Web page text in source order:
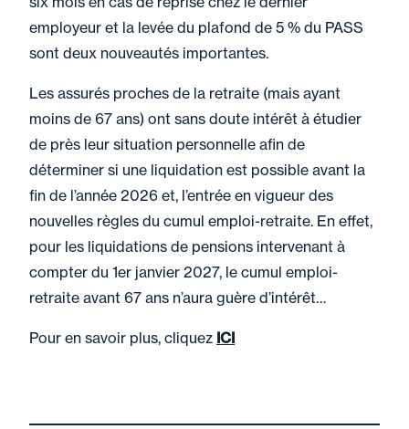
employeur et la levée du plafond de 5 % du PASS
sont deux nouveautés importantes.
Les assurés proches de la retraite (mais ayant
moins de 67 ans) ont sans doute intérêt à étudier
de près leur situation personnelle afin de
déterminer si une liquidation est possible avant la
fin de l’année 2026 et, l’entrée en vigueur des
nouvelles règles du cumul emploi-retraite. En effet,
pour les liquidations de pensions intervenant à
compter du 1er janvier 2027, le cumul emploi-
retraite avant 67 ans n’aura guère d’intérêt…
Pour en savoir plus, cliquez ICI